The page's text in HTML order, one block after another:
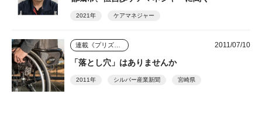
2021年 ケアマネジャー
2011/07/10
「落とし穴」はありませんか
2011年 シルバー産業新聞 宮崎県